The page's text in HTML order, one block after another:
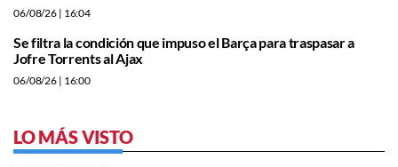
06/08/26 | 16:04
Se filtra la condición que impuso el Barça para traspasar a
Jofre Torrents al Ajax
06/08/26 | 16:00
LO MÁS VISTO